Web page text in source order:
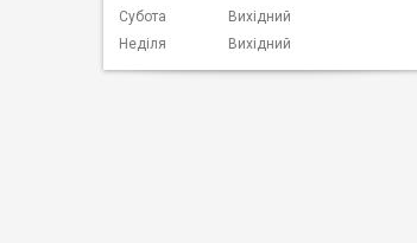
Субота
Вихідний
Неділя
Вихідний